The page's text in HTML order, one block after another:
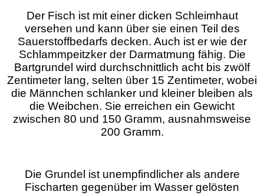
Der Fisch ist mit einer dicken Schleimhaut
versehen und kann über sie einen Teil des
Sauerstoffbedarfs decken. Auch ist er wie der
Schlammpeitzker der Darmatmung fähig. Die
Bartgrundel wird durchschnittlich acht bis zwölf
Zentimeter lang, selten über 15 Zentimeter, wobei
die Männchen schlanker und kleiner bleiben als
die Weibchen. Sie erreichen ein Gewicht
zwischen 80 und 150 Gramm, ausnahmsweise
200 Gramm.
Die Grundel ist unempfindlicher als andere
Fischarten gegenüber im Wasser gelösten